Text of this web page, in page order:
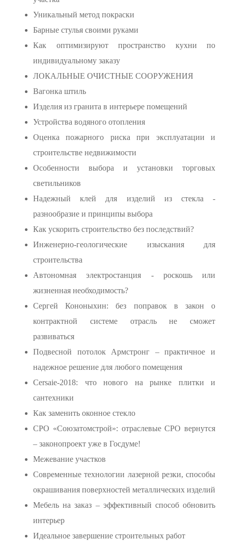
Уникальный метод покраски
Барные стулья своими руками
Как оптимизируют пространство кухни по
индивидуальному заказу
ЛОКАЛЬНЫЕ ОЧИСТНЫЕ СООРУЖЕНИЯ
Вагонка штиль
Изделия из гранита в интерьере помещений
Устройства водяного отопления
Оценка пожарного риска при эксплуатации и
строительстве недвижимости
Особенности выбора и установки торговых
светильников
Надежный клей для изделий из стекла -
разнообразие и принципы выбора
Как ускорить строительство без последствий?
Инженерно-геологические изыскания для
строительства
Автономная электростанция - роскошь или
жизненная необходимость?
Сергей Кононыхин: без поправок в закон о
контрактной системе отрасль не сможет
развиваться
Подвесной потолок Армстронг – практичное и
надежное решение для любого помещения
Cersaie-2018: что нового на рынке плитки и
сантехники
Как заменить оконное стекло
СРО «Союзатомстрой»: отраслевые СРО вернутся
– законопроект уже в Госдуме!
Межевание участков
Современные технологии лазерной резки, способы
окрашивания поверхностей металлических изделий
Мебель на заказ – эффективный способ обновить
интерьер
Идеальное завершение строительных работ